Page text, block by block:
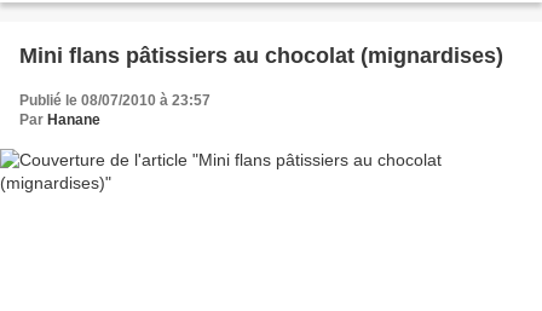
Mini flans pâtissiers au chocolat (mignardises)
Publié le 08/07/2010 à 23:57
Par Hanane